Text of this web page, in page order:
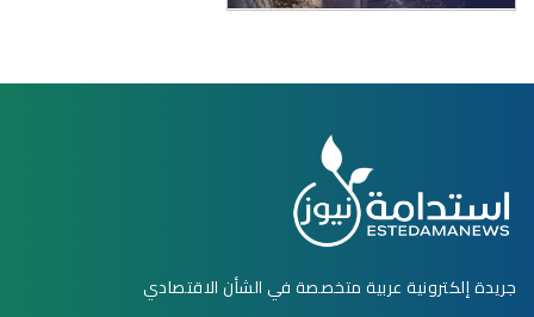
جريدة إلكترونية عربية متخصصة في الشأن الاقتصادي